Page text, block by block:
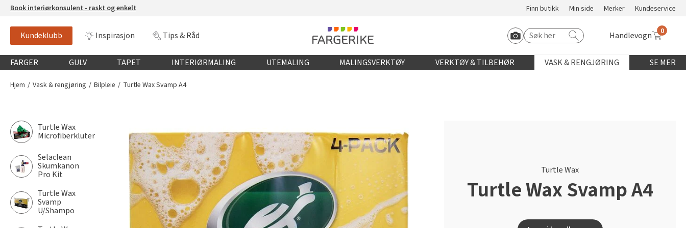
Book interiørkonsulent - raskt og enkelt Finn butikk Min side Merker Kundeservice
Kundeklubb Inspirasjon Tips & Råd Start Roomvo
Søk etter: Handlevogn 0
Globalnavigasjon mobil
FARGER GULV TAPET INTERIØRMALING UTEMALING MALINGSVERKTØY VERKTØY & TILBEHØR VASK & RENGJØRING SE MER
Hjem Vask & rengjøring Bilpleie Turtle Wax Svamp A4
Turtle Wax
Microfiberkluter
Selaclean
Skumkanon
Pro Kit
Turtle Wax
Svamp
U/Shampo
Turtle Wax
Turtle Wax Svamp A4